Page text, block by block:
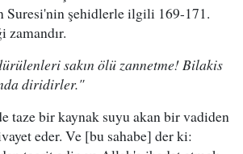
Suresi'nin şehidlerle ilgili 169-171.
zamandır.
sakın ölü zannetme! Bilakis
diridirler."
taze bir kaynak suyu akan bir vadiden
eder. Ve [bu sahabe] der ki: